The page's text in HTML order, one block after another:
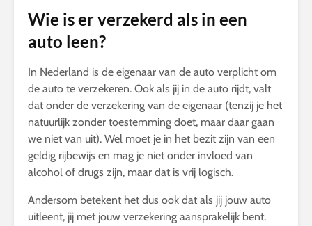
Wie is er verzekerd als in een
auto leen?
In Nederland is de eigenaar van de auto verplicht om
de auto te verzekeren. Ook als jij in de auto rijdt, valt
dat onder de verzekering van de eigenaar (tenzij je het
natuurlijk zonder toestemming doet, maar daar gaan
we niet van uit). Wel moet je in het bezit zijn van een
geldig rijbewijs en mag je niet onder invloed van
alcohol of drugs zijn, maar dat is vrij logisch.
Andersom betekent het dus ook dat als jij jouw auto
uitleent, jij met jouw verzekering aansprakelijk bent.